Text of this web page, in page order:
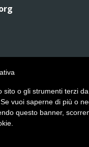
sito o gli strumenti terzi
vuoi saperne di più o
questo banner,